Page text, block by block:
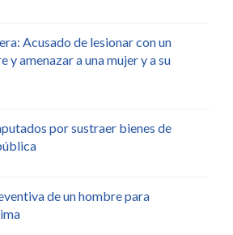
Acusado de lesionar con un
y amenazar a una mujer y a su
por sustraer bienes de
de un hombre para